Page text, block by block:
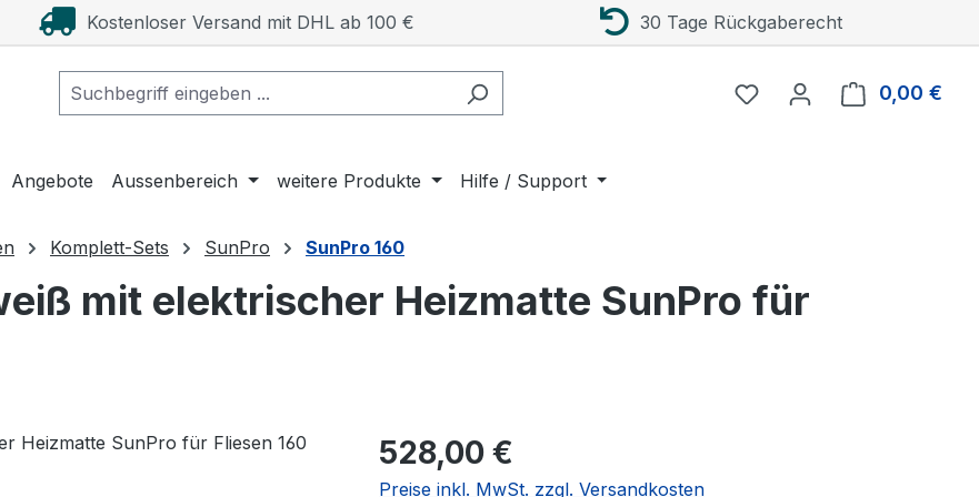
Kostenloser Versand mit DHL ab 100 € 30 Tage Rückgaberecht
0,00 €
Angebote Aussenbereich weitere Produkte Hilfe / Support
Komplett-Sets SunPro SunPro 160
mit elektrischer Heizmatte SunPro für
Regulärer Preis:
528,00 €
Preise inkl. MwSt. zzgl. Versandkosten